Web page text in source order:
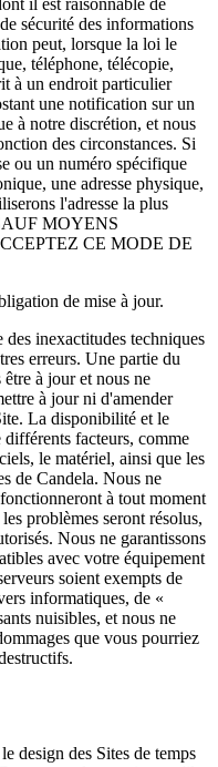
il est raisonnable de
sécurité des informations
peut, lorsque la loi le
téléphone, télécopie,
à un endroit particulier
une notification sur un
à notre discrétion, et nous
des circonstances. Si
ou un numéro spécifique
une adresse physique,
l'adresse la plus
MOYENS
CE MODE DE
de mise à jour.
inexactitudes techniques
erreurs. Une partie du
à jour et nous ne
à jour ni d'amender
La disponibilité et le
facteurs, comme
le matériel, ainsi que les
de Candela. Nous ne
à tout moment
problèmes seront résolus,
Nous ne garantissons
avec votre équipement
soient exempts de
informatiques, de «
nuisibles, et nous ne
que vous pourriez
design des Sites de temps